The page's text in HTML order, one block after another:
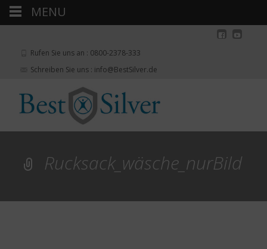
Rufen Sie uns an : 0800-2378-333
Schreiben Sie uns : info@BestSilver.de
Rucksack_wäsche_nurBild
MENU